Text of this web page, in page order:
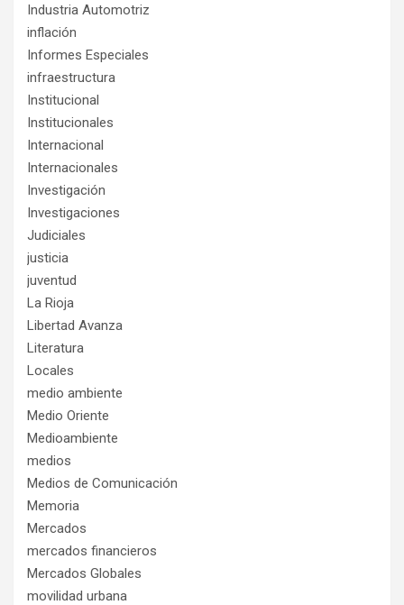
Industria Automotriz
inflación
Informes Especiales
infraestructura
Institucional
Institucionales
Internacional
Internacionales
Investigación
Investigaciones
Judiciales
justicia
juventud
La Rioja
Libertad Avanza
Literatura
Locales
medio ambiente
Medio Oriente
Medioambiente
medios
Medios de Comunicación
Memoria
Mercados
mercados financieros
Mercados Globales
movilidad urbana